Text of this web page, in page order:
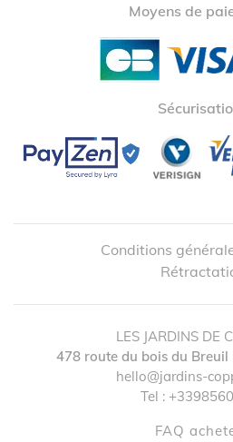
Moyens de
Conditions
LES JARDINS DE
478 route du bois du Breuil
hello@jardins-
Tel :
FAQ